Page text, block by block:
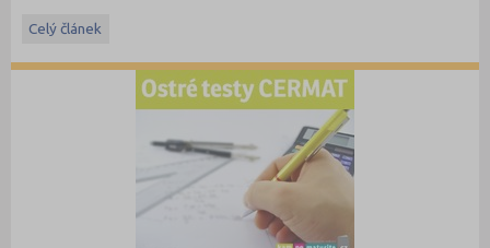
informacemi.
Celý článek